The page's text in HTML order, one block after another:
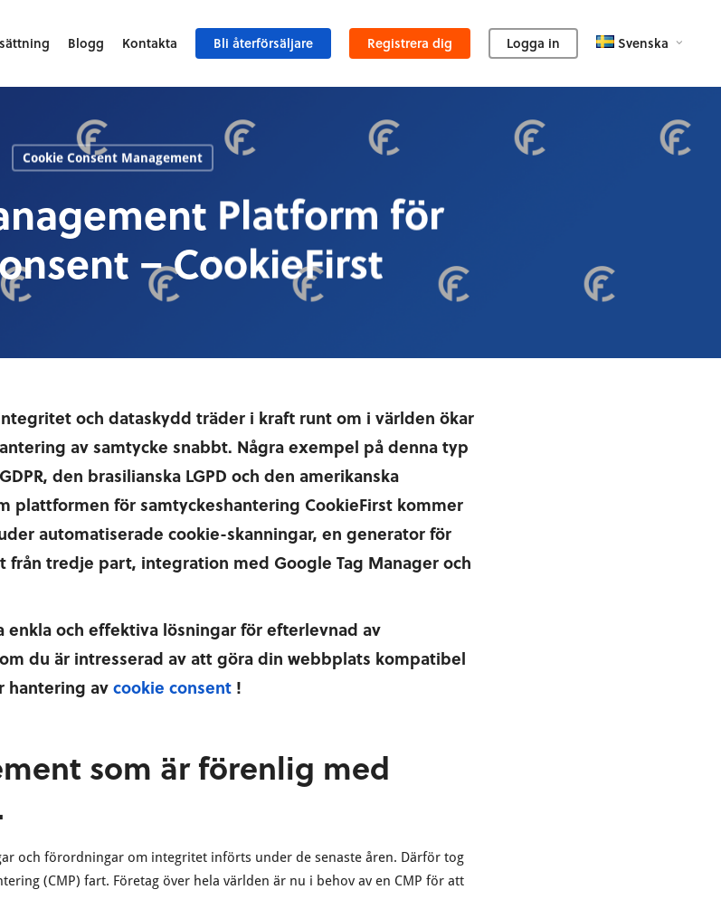
Blogg Kontakta Bli återförsäljare Registrera dig Logga in Svenska
Cookie Consent Management
Platform för
– CookieFirst
och dataskydd träder i kraft runt om i världen ökar
av samtycke snabbt. Några exempel på denna typ
den brasilianska LGPD och den amerikanska
plattformen för samtyckeshantering CookieFirst kommer
automatiserade cookie-skanningar, en generator för
från tredje part, integration med Google Tag Manager och
och effektiva lösningar för efterlevnad av
du är intresserad av att göra din webbplats kompatibel
hantering avcookie consent !
som är förenlig med
och förordningar om integritet införts under de senaste åren. Därför tog
(CMP) fart. Företag över hela världen är nu i behov av en CMP för att